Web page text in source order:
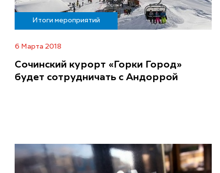
Итоги мероприятий
6 Марта 2018
Сочинский курорт «Горки Город»
будет сотрудничать с Андоррой